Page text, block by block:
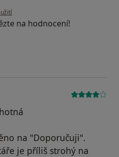
Pacient
na hodnocení!
na "Doporučuji".
je příliš strohý na